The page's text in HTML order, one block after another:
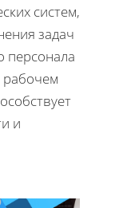
систем,
задач
персонала
и